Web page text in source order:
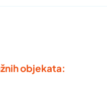
objekata: